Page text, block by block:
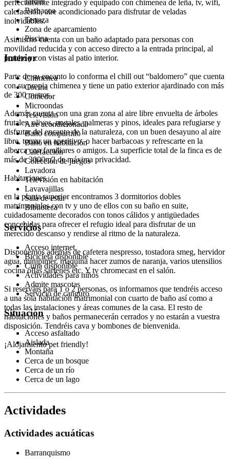
perfectamente integrado y equipado con chimenea de leña, tv, wifi,
calefacción, aire acondicionado para disfrutar de veladas
inolvidables.
Asimismo cuenta con un baño adaptado para personas con
movilidad reducida y con acceso directo a la entrada principal, al
porche y con vistas al patio interior.
Parte de su encanto lo conforma el chill out “baldomero” que cuenta
con su propia chimenea y tiene un patio exterior ajardinado con más
de 300 metros.
Además cuenta con una gran zona al aire libre envuelta de árboles
frutales, olivos, nogales, palmeras y pinos, ideales para refugiarse y
disfrutar del encanto de la naturaleza, con un buen desayuno al aire
libre, tomar un aperitivo, o hacer barbacoas y refrescarte en la
alberca con familiares o amigos. La superficie total de la finca es de
más de 3000m2 de máxima privacidad.
Habitaciones
en la planta superior encontramos 3 dormitorios dobles
matrimoniales con tv y uno de ellos con su baño en suite,
cuidadosamente decorados con tonos cálidos y antigüedades
concebidas para ofrecer el refugio ideal para disfrutar de un
merecido descanso y rendirse al ritmo de la naturaleza.
Disponemos además de cafetera nespresso, tostadora smeg, hervidor
agua, minipimer, maquina hacer zumos de naranja, varios utensilios
cocina ollas sartenes etc. Y tv chromecast en el salón.
Si reserváis para 1 o 2 personas, os informamos que tendréis acceso
a una sola habitación matrimonial con cuarto de baño así como a
todas las instalaciones y áreas comunes de la casa. El resto de
habitaciones y baños permanecerán cerrados y no estarán a vuestra
disposición. Tendréis cava y bombones de bienvenida.
¡Alojamiento pet friendly!
Barbacoa
Terraza
Zona de aparcamiento
Piscina
Interior
Chimenea
Cocina
Comedor
Microondas
Televisión
Aire acondicionado
Baño compartido
Baño en habitación
Calefacción
Colección de juegos
Lavadora
Televisión en habitación
Lavavajillas
Sala de estar
Biblioteca
Servicios
Acceso internet
Bicicleta disponible
Cuna disponible
Actividades para niños
Admite mascotas
Servicio de canguro
Situación
Acceso asfaltado
Aislada
Montaña
Cerca de un bosque
Cerca de un río
Cerca de un lago
Actividades
Actividades acuáticas
Barranquismo